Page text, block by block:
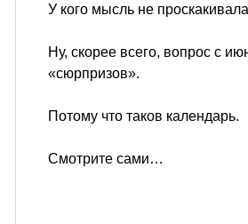
У кого мысль не
Ну, скорее всего, вопрос с
«сюрпризов».
Потому что таков календарь.
Смотрите сами…